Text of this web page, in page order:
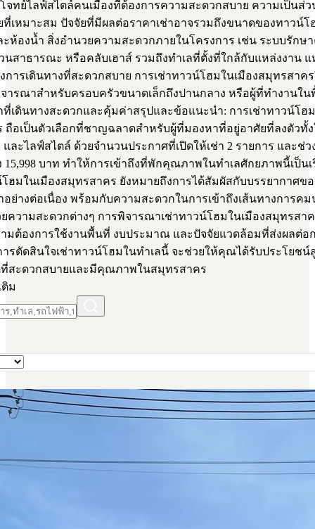
จทย์ไลฟ์สไตล์คนเมืองที่ต้องการความสะดวกสบาย ความเป็นส่ว
เหมาะสม ปัจจัยที่มีผลต่อราคาเช่าอาจรวมถึงขนาดของทาวน์โ
ห้องน้ำ สิ่งอำนวยความสะดวกภายในโครงการ เช่น ระบบรักษ
นสาธารณะ หรือคลับเฮาส์ รวมถึงทำเลที่ตั้งที่ใกล้กับแหล่งงาน
การเดินทางที่สะดวกสบาย การเช่าทาวน์โฮมในเมืองสมุทรสาคร
ารณาสำหรับครอบครัวขนาดเล็กถึงปานกลาง หรือผู้ที่ทำงานใ
เดินทางสะดวกและคุ้มค่าสรุปและข้อแนะนำ: การเช่าทาวน์โฮ
ถือเป็นตัวเลือกที่ชาญฉลาดสำหรับผู้ที่มองหาที่อยู่อาศัยที่ลงตัวทั้
และไลฟ์สไตล์ ด้วยจำนวนประกาศที่เปิดให้เช่า 2 รายการ และช่
15,998 บาท ทำให้การเข้าถึงที่พักคุณภาพในทำเลศักยภาพนี้เป็นเ
ฮมในเมืองสมุทรสาคร ยังหมายถึงการได้สัมผัสกับบรรยากาศขอ
ย่างต่อเนื่อง พร้อมกับความสะดวกในการเข้าถึงเส้นทางการค
ความสะดวกต่างๆ การพิจารณาเช่าทาวน์โฮมในเมืองสมุทรสา
มต้องการใช้งานพื้นที่ งบประมาณ และปัจจัยแวดล้อมที่ส่งผลต่อ
ารตัดสินใจเช่าทาวน์โฮมในทำเลนี้ จะช่วยให้คุณได้รับประโยชน์
สะดวกสบายและมีคุณภาพในสมุทรสาคร
ติม